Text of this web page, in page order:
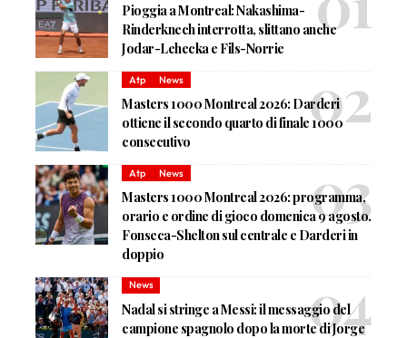
Pioggia a Montreal: Nakashima-
Rinderknech interrotta, slittano anche
Jodar-Lehecka e Fils-Norrie
Atp News
Masters 1000 Montreal 2026: Darderi
ottiene il secondo quarto di finale 1000
consecutivo
Atp News
Masters 1000 Montreal 2026: programma,
orario e ordine di gioco domenica 9 agosto.
Fonseca-Shelton sul centrale e Darderi in
doppio
News
Nadal si stringe a Messi: il messaggio del
campione spagnolo dopo la morte di Jorge